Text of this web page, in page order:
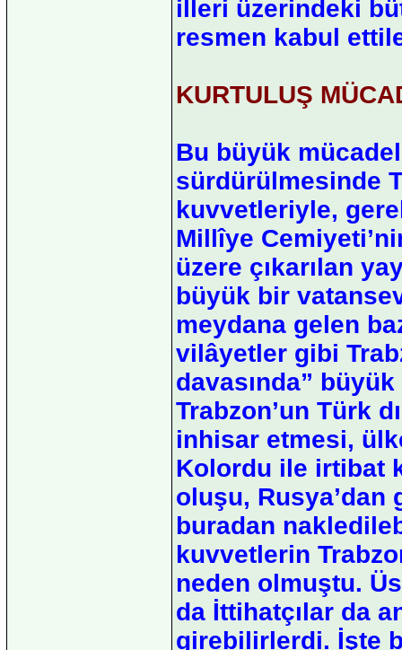
illeri üzerindeki
resmen kabul
KURTULUŞ
Bu büyük
sürdürülmesinde
kuvvetleriyle,
Millîye
üzere çıkarılan
büyük bir
meydana gelen
vilâyetler gibi
davasında” büyük
Trabzon’un Türk
inhisar etmesi,
Kolordu ile irtibat
oluşu, Rusya’dan
buradan
kuvvetlerin
neden olmuştu.
da İttihatçılar da
girebilirlerdi. İşte